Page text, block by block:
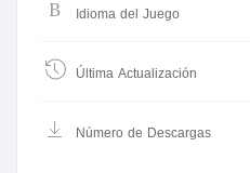
Idioma del Juego
Última Actualización
Número de Descargas